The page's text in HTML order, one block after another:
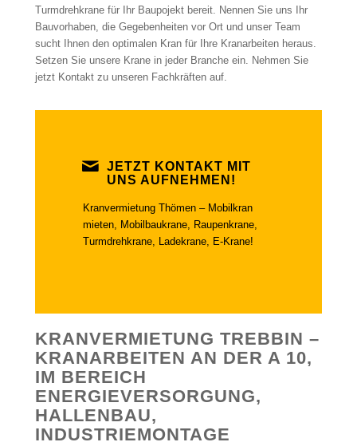
Turmdrehkrane für Ihr Baupojekt bereit. Nennen Sie uns Ihr
Bauvorhaben, die Gegebenheiten vor Ort und unser Team
sucht Ihnen den optimalen Kran für Ihre Kranarbeiten heraus.
Setzen Sie unsere Krane in jeder Branche ein. Nehmen Sie
jetzt Kontakt zu unseren Fachkräften auf.
JETZT KONTAKT MIT
UNS AUFNEHMEN!
Kranvermietung Thömen – Mobilkran
mieten, Mobilbaukrane, Raupenkrane,
Turmdrehkrane, Ladekrane, E-Krane!
KRANVERMIETUNG TREBBIN –
KRANARBEITEN AN DER A 10,
IM BEREICH
ENERGIEVERSORGUNG,
HALLENBAU,
INDUSTRIEMONTAGE